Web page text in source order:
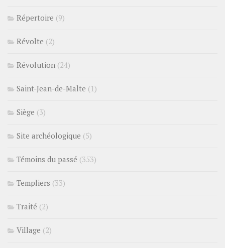
Répertoire (9)
Révolte (2)
Révolution (24)
Saint-Jean-de-Malte (1)
Siège (3)
Site archéologique (5)
Témoins du passé (353)
Templiers (33)
Traité (2)
Village (2)